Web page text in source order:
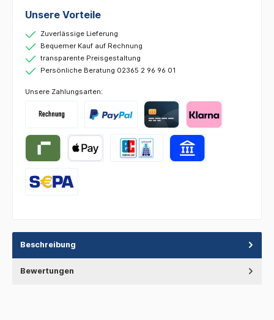
Unsere Vorteile
Zuverlässige Lieferung
Bequemer Kauf auf Rechnung
transparente Preisgestaltung
Persönliche Beratung 02365 2 96 96 01
Unsere Zahlungsarten:
Beschreibung
Bewertungen